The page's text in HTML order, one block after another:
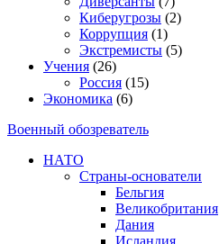
Киберугрозы (2)
Коррупция (1)
Экстремисты (5)
Учения (26)
Россия (15)
Экономика (6)
Военный обозреватель
НАТО
Страны-основатели
Бельгия
Великобритания
Дания